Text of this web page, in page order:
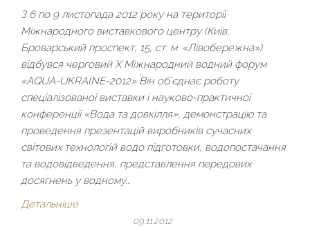
З 6 по 9 листопада 2012 року на території
Міжнародного виставкового центру (Київ,
Броварський проспект, 15, ст. м. «Лівобережна»)
відбувся черговий Х Міжнародний водний форум
«AQUA-UKRAINE-2012» Він об’єднає роботу
спеціалізованої виставки і науково-практичної
конференції «Вода та довкілля», демонстрацію та
проведення презентацій виробників сучасних
світових технологій водо підготовки, водопостачання
та водовідведення, представлення передових
досягнень у водному…
Детальніше
09.11.2012